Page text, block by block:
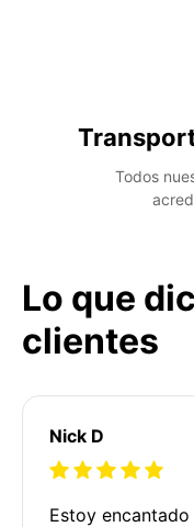
Todos
Lo que
clientes
Nick D
Estoy